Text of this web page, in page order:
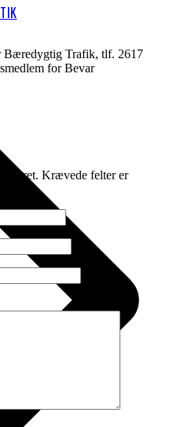
Bæredygtig Trafik, tlf. 2617
for Bevar
Krævede felter er